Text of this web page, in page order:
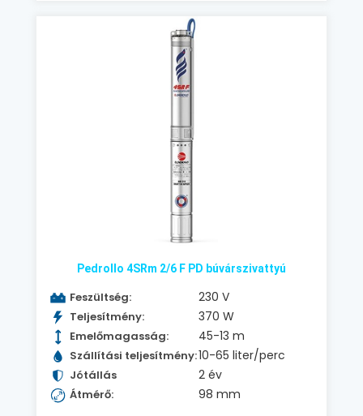
Pedrollo 4SRm 2/6 F PD búvárszivattyú
Feszültség: 230 V
Teljesítmény: 370 W
Emelőmagasság: 45-13 m
Szállítási teljesítmény:10-65 liter/perc
Jótállás 2 év
Átmérő: 98 mm